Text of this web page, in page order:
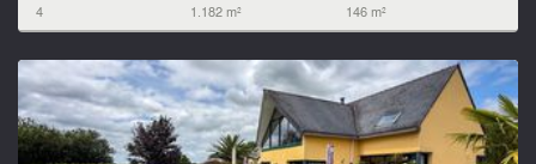
4 1.182 m² 146 m²